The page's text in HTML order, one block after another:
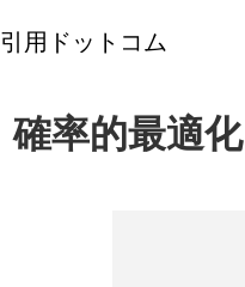
引用ドットコム
確率的最適化